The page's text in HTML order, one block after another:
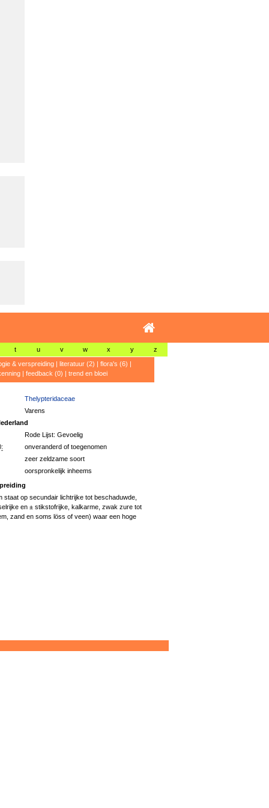
t u v w x y z
& verspreiding| literatuur (2) | flora's (6) |
| feedback (0) | trend en bloei
Thelypteridaceae
Varens
Rode Lijst: Gevoelig
onveranderd of toegenomen
zeer zeldzame soort
oorspronkelijk inheems
staat op secundair lichtrijke tot beschaduwde,
en ± stikstofrijke, kalkarme, zwak zure tot
zand en soms löss of veen) waar een hoge